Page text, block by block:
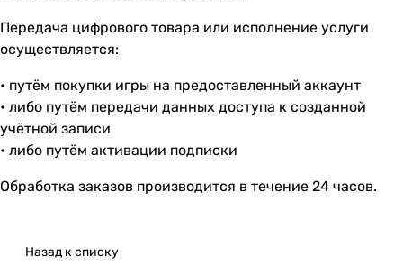
Передача цифрового товара или исполнение услуги
осуществляется:
• путём покупки игры на предоставленный аккаунт
• либо путём передачи данных доступа к созданной
учётной записи
• либо путём активации подписки
Обработка заказов производится в течение 24 часов.
Назад к списку